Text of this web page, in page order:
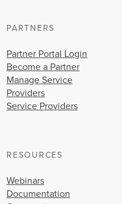
PARTNERS
Partner Portal Login
Become a Partner
Manage Service
Providers
Service Providers
RESOURCES
Webinars
Documentation